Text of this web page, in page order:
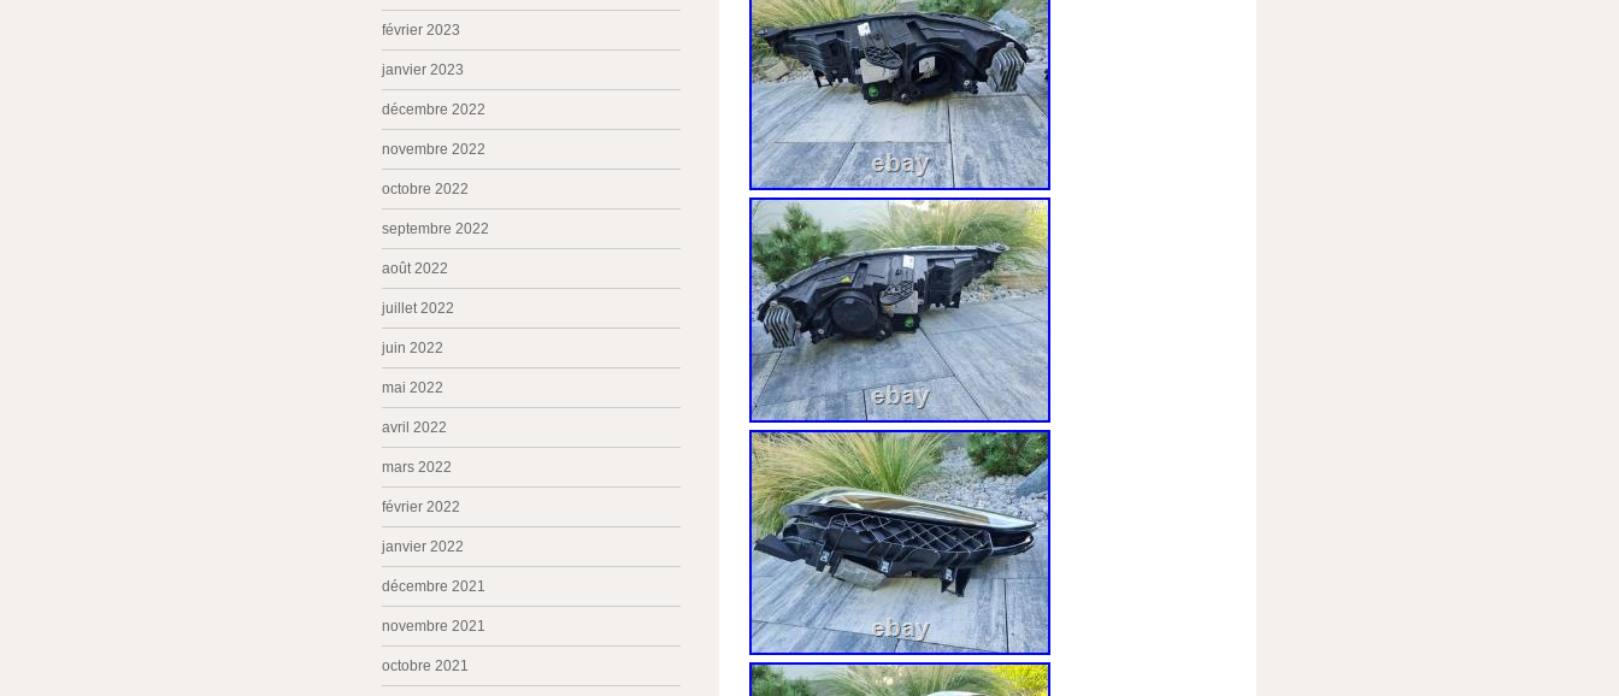
février 2023
janvier 2023
décembre 2022
novembre 2022
octobre 2022
septembre 2022
août 2022
juillet 2022
juin 2022
mai 2022
avril 2022
mars 2022
février 2022
janvier 2022
décembre 2021
novembre 2021
octobre 2021